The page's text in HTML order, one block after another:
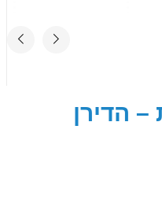
– הדירן